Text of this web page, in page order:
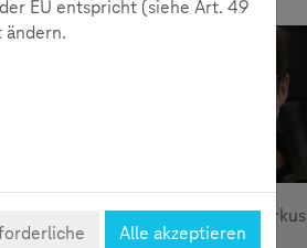
Interview mit Blogger Markus
Beckedahl über die
EU entspricht (siehe Art. 49
ändern.
Alle akzeptieren